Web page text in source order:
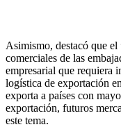
Asimismo, destacó que el
comerciales de las
empresarial que requiera
logística de exportación
exporta a países con
exportación, futuros
este tema.